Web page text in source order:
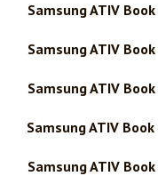
Samsung ATIV
Samsung ATIV
Samsung ATIV Book
Samsung ATIV Book
Samsung ATIV